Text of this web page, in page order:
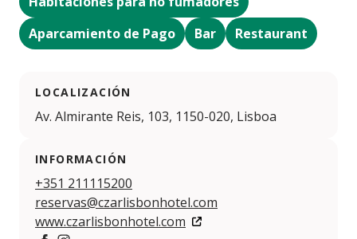
Aparcamiento de Pago
Bar Restaurant
LOCALIZACIÓN
Av. Almirante Reis, 103, 1150-020, Lisboa
INFORMACIÓN
+351 211115200
reservas@czarlisbonhotel.com
www.czarlisbonhotel.com